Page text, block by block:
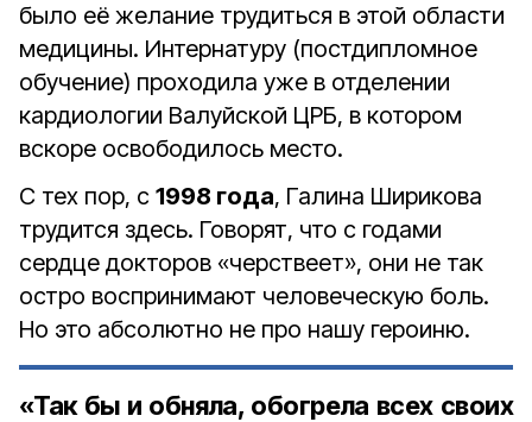
было её желание трудиться в этой области
медицины. Интернатуру (постдип­ломное
обучение) проходила уже в отделении
кардиологии Валуйской ЦРБ, в котором
вскоре освободилось место.
С тех пор, с 1998 года, Галина Ширикова
трудится здесь. Говорят, что с годами
сердце докторов «черствеет», они не так
остро воспринимают человеческую боль.
Но это абсолютно не про нашу героиню.
«Так бы и обняла, обогрела всех своих